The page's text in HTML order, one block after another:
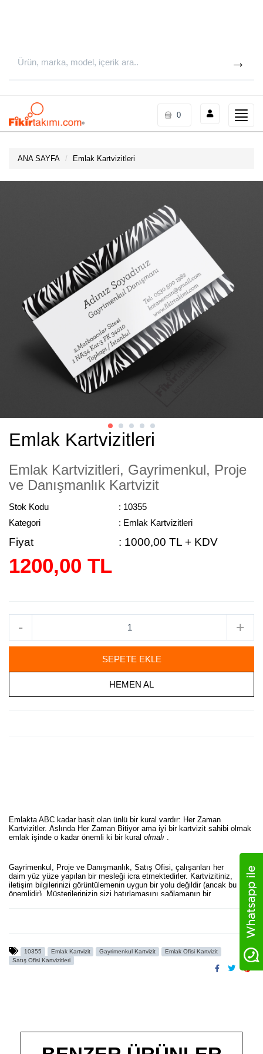
Toggle
0
ANA SAYFA Emlak Kartvizitleri
Emlak Kartvizitleri
Emlak Kartvizitleri, Gayrimenkul, Proje
ve Danışmanlık Kartvizit
Stok Kodu
: 10355
Kategori
: Emlak Kartvizitleri
Fiyat : 1000,00 TL + KDV
1200,00 TL
- +
SEPETE EKLE
HEMEN AL
Emlakta ABC kadar basit olan ünlü bir kural vardır: Her Zaman
Kartvizitler. Aslında Her Zaman Bitiyor ama iyi bir kartvizit sahibi olmak
emlak işinde o kadar önemli ki bir kural olmalı
Gayrimenkul, Proje ve Danışmanlık, Satış Ofisi, çalışanları her
daim yüz yüze yapılan bir mesleği icra etmektedirler. Kartvizitiniz,
iletişim bilgilerinizi görüntülemenin uygun bir yolu değildir (ancak bu
önemlidir). Müşterilerinizin sizi hatırlamasını sağlamanın bir
yok. Adınızı, şirketinizin logosunu, bir telefon numarasını, e-postayı ve
muhtemelen oraya bir web sitesini sığdırmanız gerekir. Yani sahip
olduğunuz küçük alandan en iyi şekilde yararlanmanız gerekir. İster
10355 Emlak Kartvizit Gayrimenkul Kartvizit
Emlak Ofisi Kartvizit
Satış Ofisi Kartvizitleri